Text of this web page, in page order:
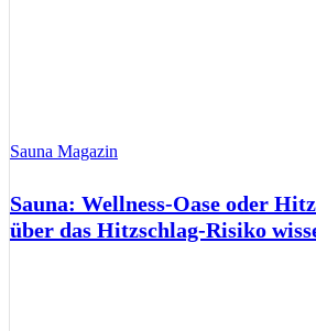
Sauna Magazin
Sauna: Wellness-Oase oder
über das Hitzschlag-Risiko